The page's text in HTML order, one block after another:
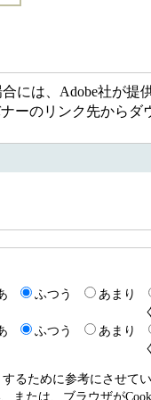
には、Adobe社が提
ーのリンク先からダ
ふつう あまり
く
ふつう あまり
く
るために参考にさせて
たは、ブラウザが